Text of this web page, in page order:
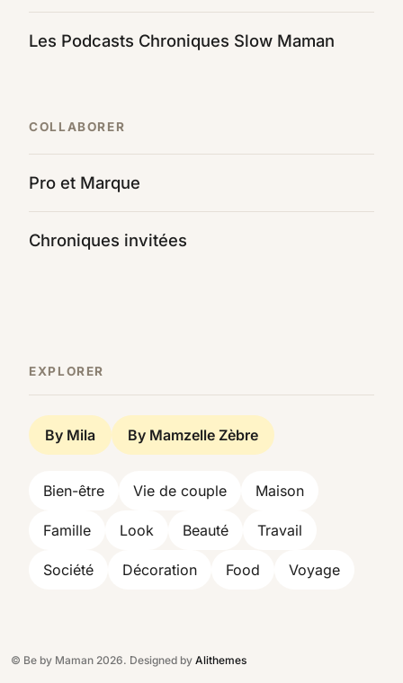
Les Podcasts Chroniques Slow Maman
COLLABORER
Pro et Marque
Chroniques invitées
EXPLORER
By Mila By Mamzelle Zèbre
Bien-être Vie de couple Maison
Famille Look Beauté Travail
Société Décoration Food Voyage
© Be by Maman 2026. Designed by Alithemes